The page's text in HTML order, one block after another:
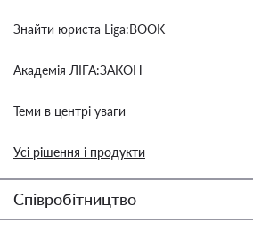
Знайти юриста Liga:BOOK
Академія ЛІГА:ЗАКОН
Теми в центрі уваги
Усі рішення і продукти
Співробітництво